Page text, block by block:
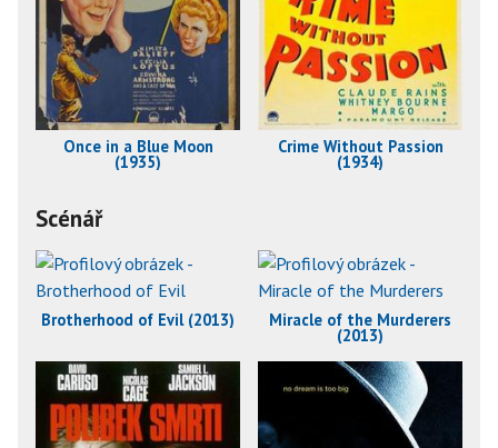
Once in a Blue Moon
(1935)
Crime Without Passion
(1934)
Scénář
Brotherhood of Evil (2013) Miracle of the Murderers
(2013)